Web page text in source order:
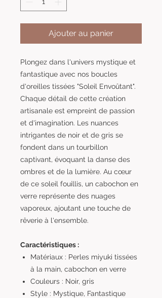
Ajouter au panier
Plongez dans l'univers mystique et
fantastique avec nos boucles
d'oreilles tissées "Soleil Envoûtant".
Chaque détail de cette création
artisanale est empreint de passion
et d'imagination. Les nuances
intrigantes de noir et de gris se
fondent dans un tourbillon
captivant, évoquant la danse des
ombres et de la lumière. Au cœur
de ce soleil fouillis, un cabochon en
verre représente des nuages
vaporeux, ajoutant une touche de
rêverie à l'ensemble.
Caractéristiques :
Matériaux : Perles miyuki tissées
à la main, cabochon en verre
Couleurs : Noir, gris
Style : Mystique, Fantastique